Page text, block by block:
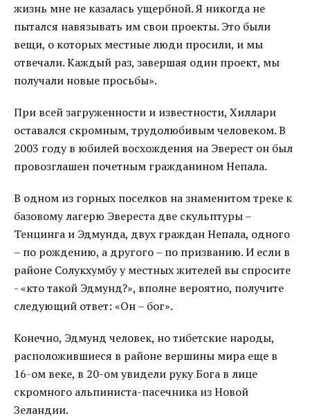
жизнь мне не казалась ущербной. Я никогда не
пытался навязывать им свои проекты. Это были
вещи, о которых местные люди просили, и мы
отвечали. Каждый раз, завершая один проект, мы
получали новые просьбы».
При всей загруженности и известности, Хиллари
оставался скромным, трудолюбивым человеком. В
2003 году в юбилей восхождения на Эверест он был
провозглашен почетным гражданином Непала.
В одном из горных поселков на знаменитом треке к
базовому лагерю Эвереста две скульптуры –
Тенцинга и Эдмунда, двух граждан Непала, одного
– по рождению, а другого – по призванию. И если в
районе Солукхумбу у местных жителей вы спросите
- «кто такой Эдмунд?», вполне вероятно, получите
следующий ответ: «Он – бог».
Конечно, Эдмунд человек, но тибетские народы,
расположившиеся в районе вершины мира еще в
16-ом веке, в 20-ом увидели руку Бога в лице
скромного альпиниста-пасечника из Новой
Зеландии.